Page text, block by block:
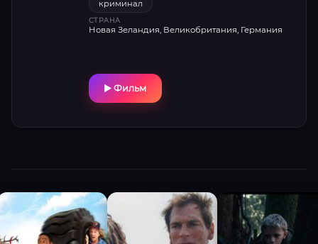
криминал
СТРАНА
Новая Зеландия, Великобритания, Германия
Фильм